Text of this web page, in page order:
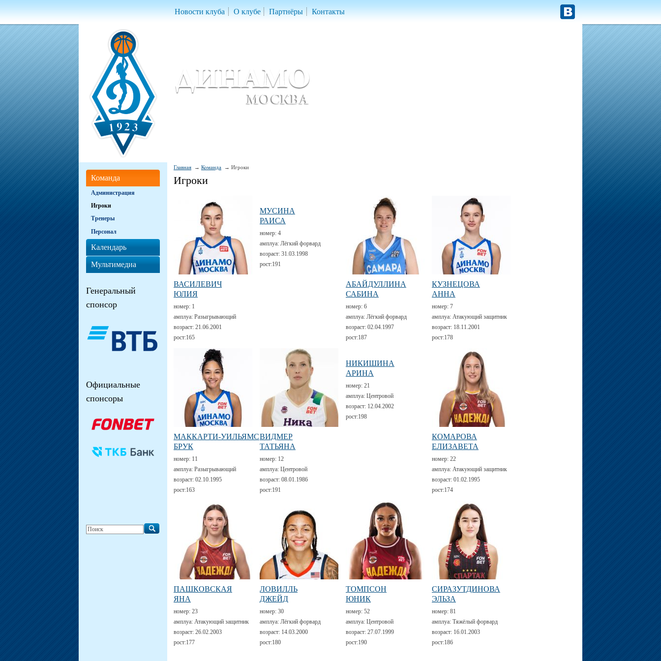
Новости клуба О клубе Партнёры Контакты
Главная Команда Игроки
Игроки
ВАСИЛЕВИЧ
ЮЛИЯ
номер: 1
амплуа: Разыгрывающий
возраст: 21.06.2001
рост:165
МУСИНА
РАИСА
номер: 4
амплуа: Лёгкий форвард
возраст: 31.03.1998
рост:191
АБАЙДУЛЛИНА
САБИНА
номер: 6
амплуа: Лёгкий форвард
возраст: 02.04.1997
рост:187
КУЗНЕЦОВА
АННА
номер: 7
амплуа: Атакующий защитник
возраст: 18.11.2001
рост:178
МАККАРТИ-УИЛЬЯМС
БРУК
номер: 11
амплуа: Разыгрывающий
возраст: 02.10.1995
рост:163
ВИДМЕР
ТАТЬЯНА
номер: 12
амплуа: Центровой
возраст: 08.01.1986
рост:191
НИКИШИНА
АРИНА
номер: 21
амплуа: Центровой
возраст: 12.04.2002
рост:198
КОМАРОВА
ЕЛИЗАВЕТА
номер: 22
амплуа: Атакующий защитник
возраст: 01.02.1995
рост:174
ПАШКОВСКАЯ
ЯНА
номер: 23
амплуа: Атакующий защитник
возраст: 26.02.2003
рост:177
ЛОВИЛЛЬ
ДЖЕЙД
номер: 30
амплуа: Лёгкий форвард
возраст: 14.03.2000
рост:180
ТОМПСОН
ЮНИК
номер: 52
амплуа: Центровой
возраст: 27.07.1999
рост:190
СИРАЗУТДИНОВА
ЭЛЬЗА
номер: 81
амплуа: Тяжёлый форвард
возраст: 16.01.2003
рост:186
Команда
Администрация
Игроки
Тренеры
Персонал
Календарь
Мультимедиа
Генеральный
спонсор
Официальные
спонсоры